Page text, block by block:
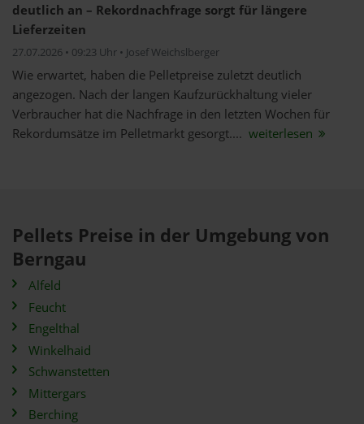
deutlich an – Rekordnachfrage sorgt für längere
Lieferzeiten
27.07.2026 • 09:23 Uhr • Josef Weichslberger
Wie erwartet, haben die Pelletpreise zuletzt deutlich
angezogen. Nach der langen Kaufzurückhaltung vieler
Verbraucher hat die Nachfrage in den letzten Wochen für
Rekordumsätze im Pelletmarkt gesorgt.... weiterlesen
Pellets Preise in der Umgebung von
Berngau
Alfeld
Feucht
Engelthal
Winkelhaid
Schwanstetten
Mittergars
Berching